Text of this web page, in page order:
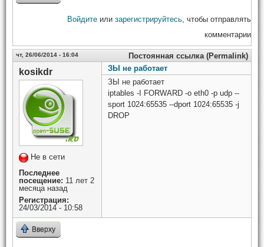
Войдите или зарегистрируйтесь, чтобы отправлять
комментарии
чт, 26/06/2014 - 16:04 Постоянная ссылка (Permalink)
kosikdr
Не в сети
Последнее
посещение: 11 лет 2
месяца назад
Регистрация:
24/03/2014 - 10:58
ЗЫ не работает
ЗЫ не работает
iptables -I FORWARD -o eth0 -p udp --
sport 1024:65535 --dport 1024:65535 -j
DROP
Вверху